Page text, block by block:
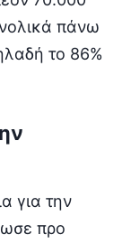
πάνω
το 86%
για την
προ